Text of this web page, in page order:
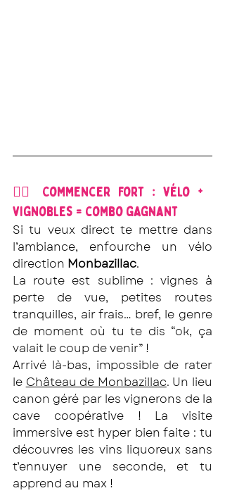
🚴‍♀️ Commencer fort : vélo +
vignobles = combo gagnant
Si tu veux direct te mettre dans
l’ambiance, enfourche un vélo
direction Monbazillac.
La route est sublime : vignes à
perte de vue, petites routes
tranquilles, air frais… bref, le genre
de moment où tu te dis “ok, ça
valait le coup de venir” !
Arrivé là-bas, impossible de rater
le Château de Monbazillac. Un lieu
canon géré par les vignerons de la
cave coopérative ! La visite
immersive est hyper bien faite : tu
découvres les vins liquoreux sans
t’ennuyer une seconde, et tu
apprend au max !